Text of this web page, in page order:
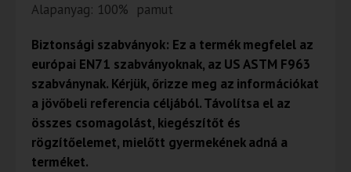
Alapanyag: 100% pamut
Biztonsági szabványok: Ez a termék megfelel az
európai EN71 szabványoknak, az US ASTM F963
szabványnak. Kérjük, őrizze meg az információkat
a jövőbeli referencia céljából. Távolítsa el az
összes csomagolást, kiegészítőt és
rögzítőelemet, mielőtt gyermekének adná a
terméket.